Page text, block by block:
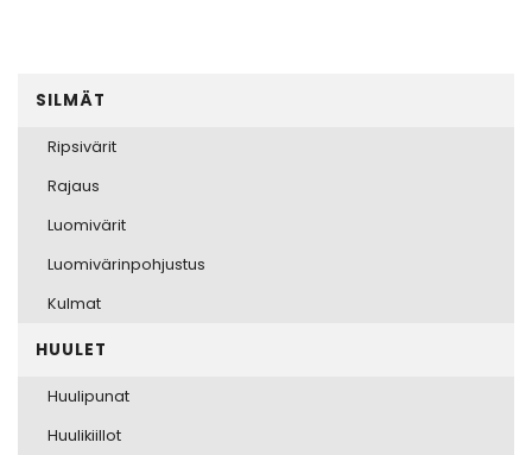
SILMÄT
Ripsivärit
Rajaus
Luomivärit
Luomivärinpohjustus
Kulmat
HUULET
Huulipunat
Huulikiillot